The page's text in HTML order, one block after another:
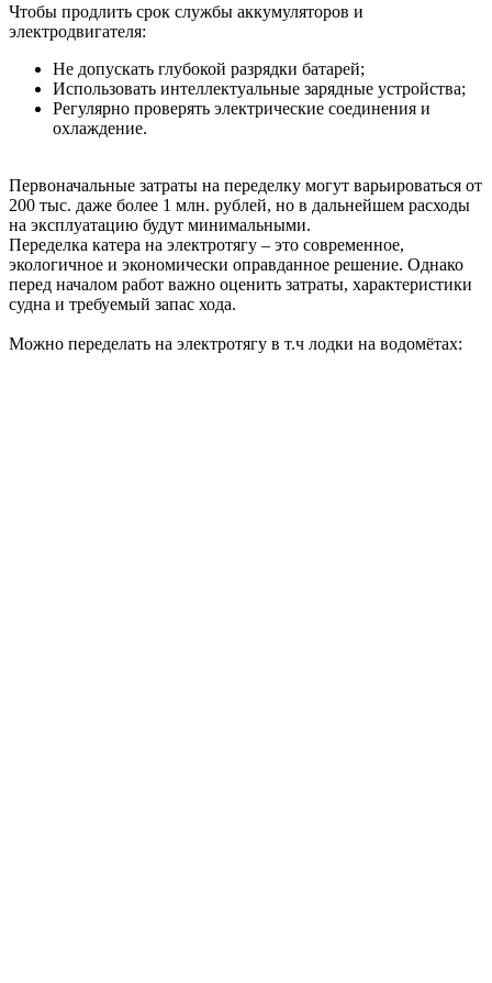
Чтобы продлить срок службы аккумуляторов и
электродвигателя:
Не допускать глубокой разрядки батарей;
Использовать интеллектуальные зарядные устройства;
Регулярно проверять электрические соединения и
охлаждение.
Первоначальные затраты на переделку могут варьироваться от
200 тыс. даже более 1 млн. рублей, но в дальнейшем расходы
на эксплуатацию будут минимальными.
Переделка катера на электротягу – это современное,
экологичное и экономически оправданное решение. Однако
перед началом работ важно оценить затраты, характеристики
судна и требуемый запас хода.
Можно переделать на электротягу в т.ч лодки на водомётах: